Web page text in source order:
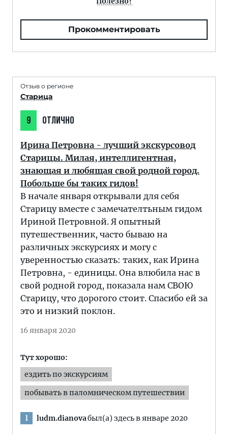
Прокомментировать
Отзыв о регионе
Старица
9 ОТЛИЧНО
Ирина Петровна - лучший экскурсовод
Старицы. Милая, интеллигентная,
знающая и любящая свой родной город.
Побольше бы таких гидов!
В начале января открывали для себя
Старицу вместе с замечателтьным гидом
Ириной Петровной. Я опытный
путешественник, часто бываю на
различных экскурсиях и могу с
уверенностью сказать: таких, как Ирина
Петровна, - единицы. Она влюбила нас в
свой родной город, показала нам СВОЮ
Старицу, что дорогого стоит. Спасибо ей за
это и низкий поклон.
16 января 2020
Тут хорошо:
ездить по экскурсиям
побывать в паломническом путешествии
l ludm.dianovaбыл(а) здесь в январе 2020